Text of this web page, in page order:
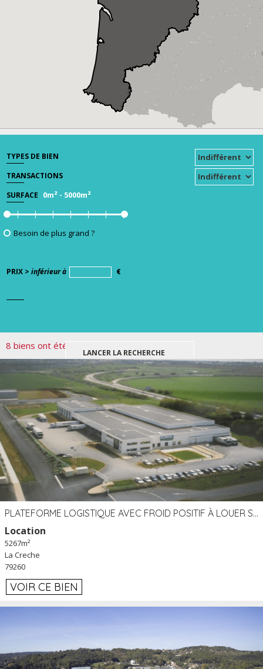
TYPES DE BIEN
TRANSACTIONS
SURFACE 0m² - 5000m²
Besoin de plus grand ?
PRIX > inférieur à €
8 biens ont été trouvés pour votre recherche.
PLATEFORME LOGISTIQUE AVEC FROID POSITIF À LOUER SECTEUR NIORT (79)
Location
5267m²
La Creche
79260
VOIR CE BIEN